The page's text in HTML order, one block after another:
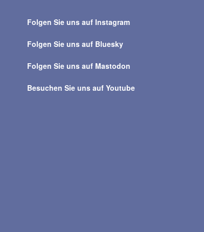
alle
Folgen Sie uns auf Instagram
Folgen Sie uns auf Bluesky
Folgen Sie uns auf Mastodon
Besuchen Sie uns auf Youtube